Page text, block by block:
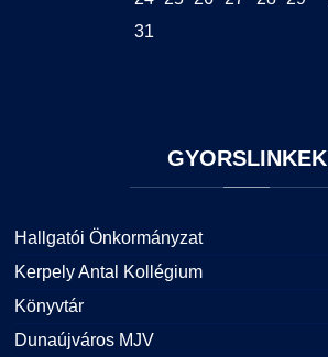
31
GYORSLINKEK
Hallgatói Önkormányzat
Kerpely Antal Kollégium
Könyvtár
Dunaújváros MJV